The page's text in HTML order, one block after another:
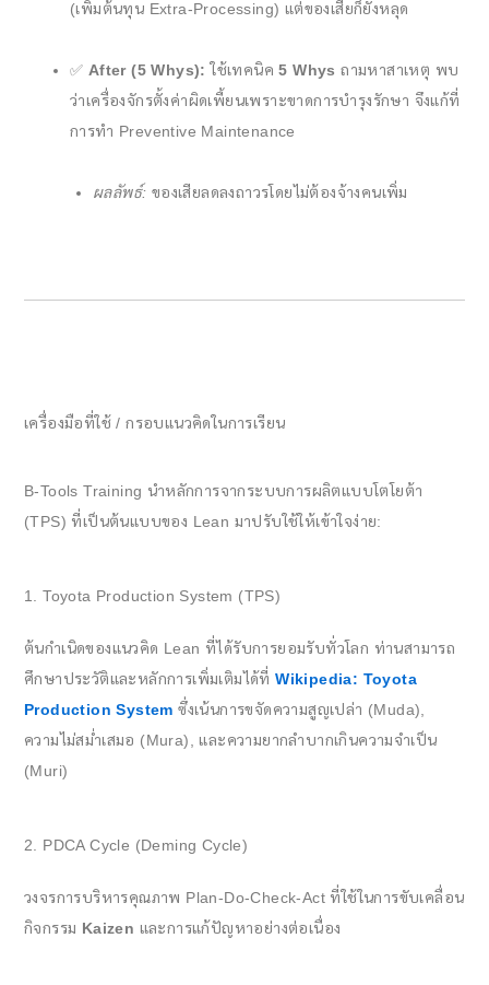
(เพิ่มต้นทุน Extra-Processing) แต่ของเสียก็ยังหลุด
✅ After (5 Whys): ใช้เทคนิค5 Whys ถามหาสาเหตุ พบ
ว่าเครื่องจักรตั้งค่าผิดเพี้ยนเพราะขาดการบำรุงรักษา จึงแก้ที่
การทำ Preventive Maintenance
ผลลัพธ์: ของเสียลดลงถาวรโดยไม่ต้องจ้างคนเพิ่ม
เครื่องมือที่ใช้ / กรอบแนวคิดในการเรียน
B-Tools Training นำหลักการจากระบบการผลิตแบบโตโยต้า
(TPS) ที่เป็นต้นแบบของ Lean มาปรับใช้ให้เข้าใจง่าย:
1. Toyota Production System (TPS)
ต้นกำเนิดของแนวคิด Lean ที่ได้รับการยอมรับทั่วโลก ท่านสามารถ
ศึกษาประวัติและหลักการเพิ่มเติมได้ที่Wikipedia: Toyota
Production System ซึ่งเน้นการขจัดความสูญเปล่า (Muda),
ความไม่สม่ำเสมอ (Mura), และความยากลำบากเกินความจำเป็น
(Muri)
2. PDCA Cycle (Deming Cycle)
วงจรการบริหารคุณภาพ Plan-Do-Check-Act ที่ใช้ในการขับเคลื่อน
กิจกรรม Kaizen และการแก้ปัญหาอย่างต่อเนื่อง